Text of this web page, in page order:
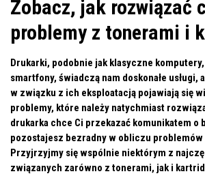
Zobacz, jak rozwiązać
problemy z tonerami i
Drukarki, podobnie jak klasyczne
smartfony, świadczą nam doskonałe usługi,
w związku z ich eksploatacją pojawiają się
problemy, które należy natychmiast
drukarka chce Ci przekazać komunikatem o
pozostajesz bezradny w obliczu
Przyjrzyjmy się wspólnie niektórym z
związanych zarówno z tonerami, jak i